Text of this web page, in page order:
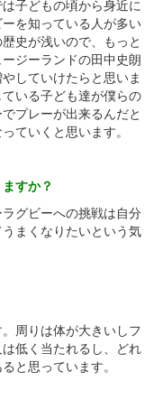
子どもの頃から身近に
を知っている人が多い
史が浅いので、もっと
ジーランドの田中史朗
していけたらと思いま
いる子ども達が僕らの
プレーが出来るんだと
ていくと思います。
すか？
グビーへの挑戦は自分
まくなりたいという気
周りは体が大きいしフ
低く当たれるし、どれ
と思っています。